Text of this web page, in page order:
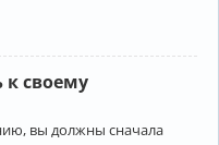
к своему
вы должны сначала